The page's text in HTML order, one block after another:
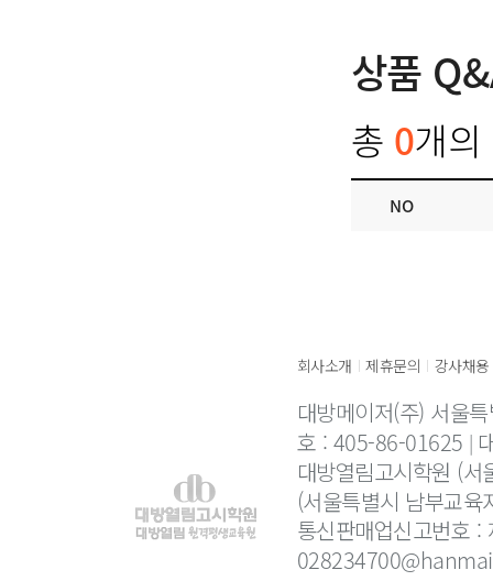
상품
총 0개
NO
회사소개 | 제휴문의 | 강사채용
대방메이저(주) 서울
호 : 405-86-01625
대방열림고시학원 (
(서울특별시 남부교
통신판매업신고번호